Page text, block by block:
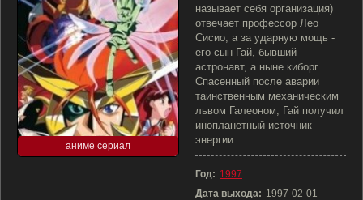
аниме сериал
называет себя организация)
отвечает профессор Лео
Сисио, а за ударную мощь -
его сын Гай, бывший
астронавт, а ныне киборг.
Спасенный после аварии
таинственным механическим
львом Галеоном, Гай получил
инопланетный источник
энергии
Год: 1997
Дата выхода: 1997-02-01